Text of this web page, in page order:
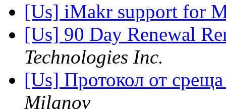
[Us] iMakr support for
[Us] 90 Day Renewal
Technologies Inc.
[Us] Протокол от
Milanov